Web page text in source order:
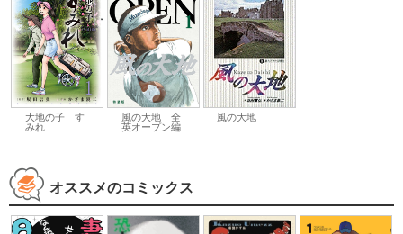
大地の子 す
みれ
風の大地 全
英オープン編
風の大地
オススメのコミックス